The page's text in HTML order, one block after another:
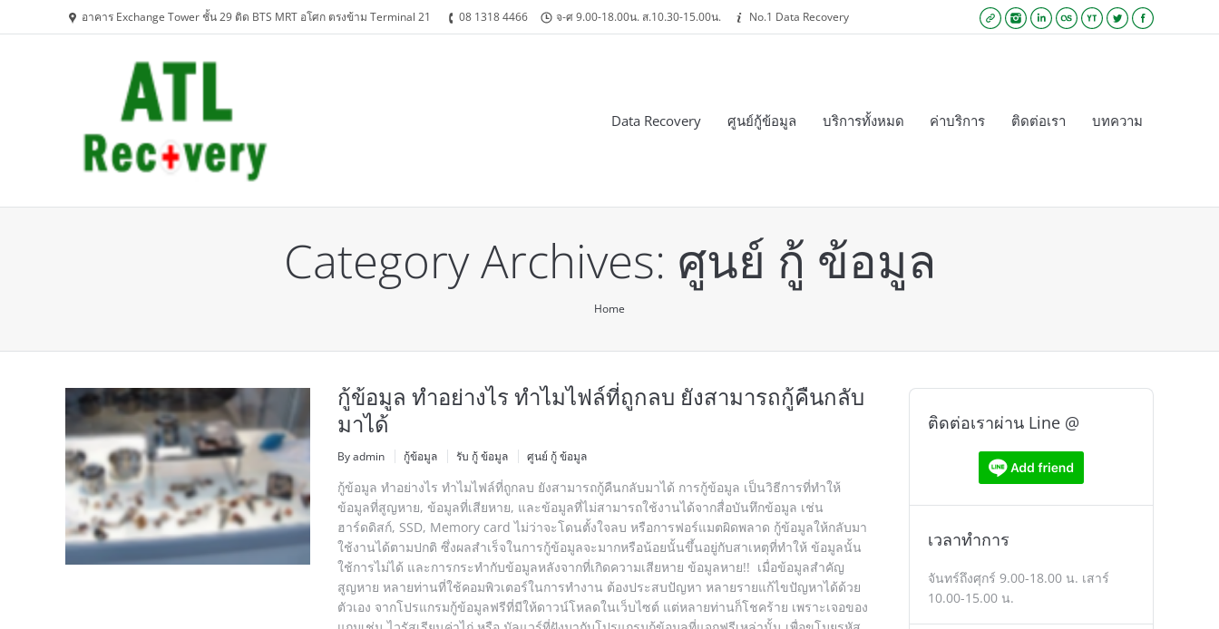
อาคาร Exchange Tower ชั้น 29 ติด BTS MRT อโศก ตรงข้าม Terminal 21 08 1318 4466 จ-ศ 9.00-18.00น. ส.10.30-15.00น. No.1 Data Recovery Twitter
YouTube
Lastfm
Linkedin
Instagram
Website
Data Recovery ศูนย์กู้ข้อมูล บริการทั้งหมด ค่าบริการ ติดต่อเรา บทความ
Category Archives: ศูนย์ กู้ ข้อมูล
Home
กู้ข้อมูล ทำอย่างไร ทำไมไฟล์ที่ถูกลบ ยังสามารถกู้คืนกลับ
มาได้
By admin กู้ข้อมูล รับ กู้ ข้อมูล ศูนย์ กู้ ข้อมูล
กู้ข้อมูล ทำอย่างไร ทำไมไฟล์ที่ถูกลบ ยังสามารถกู้คืนกลับมาได้ การกู้ข้อมูล เป็นวิธีการที่ทำให้
ข้อมูลที่สูญหาย, ข้อมูลที่เสียหาย, และข้อมูลที่ไม่สามารถใช้งานได้จากสื่อบันทึกข้อมูล เช่น
ฮาร์ดดิสก์, SSD, Memory card ไม่ว่าจะโดนตั้งใจลบ หรือการฟอร์แมตผิดพลาด กู้ข้อมูลให้กลับมา
ใช้งานได้ตามปกติ ซึ่งผลสำเร็จในการกู้ข้อมูลจะมากหรือน้อยนั้นขึ้นอยู่กับสาเหตุที่ทำให้ ข้อมูลนั้น
ใช้การไม่ได้ และการกระทำกับข้อมูลหลังจากที่เกิดความเสียหาย ข้อมูลหาย!! เมื่อข้อมูลสำคัญ
สูญหาย หลายท่านที่ใช้คอมพิวเตอร์ในการทำงาน ต้องประสบปัญหา หลายรายแก้ไขปัญหาได้ด้วย
ตัวเอง จากโปรแกรมกู้ข้อมูลฟรีที่มีให้ดาวน์โหลดในเว็บไซต์ แต่หลายท่านก็โชคร้าย เพราะเจอของ
ติดต่อเราผ่าน Line @
เวลาทำการ
จันทร์ถึงศุกร์ 9.00-18.00 น. เสาร์
10.00-15.00 น.